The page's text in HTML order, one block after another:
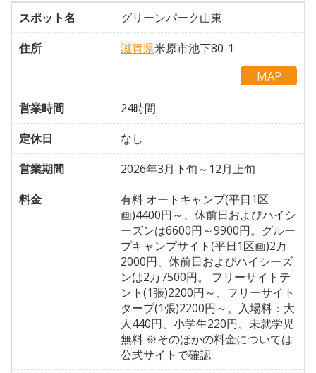
スポット名
グリーンパーク山東
住所
滋賀県米原市池下80-1
MAP
営業時間
24時間
定休日
なし
営業期間
2026年3月下旬～12月上旬
料金
有料 オートキャンプ(平日1区
画)4400円～、休前日およびハイシ
ーズンは6600円～9900円。グルー
プキャンプサイト(平日1区画)2万
2000円、休前日およびハイシーズ
ンは2万7500円。 フリーサイトテ
ント(1張)2200円～、フリーサイト
タープ(1張)2200円～。入場料：大
人440円、小学生220円、未就学児
無料 ※そのほかの料金については
公式サイトで確認